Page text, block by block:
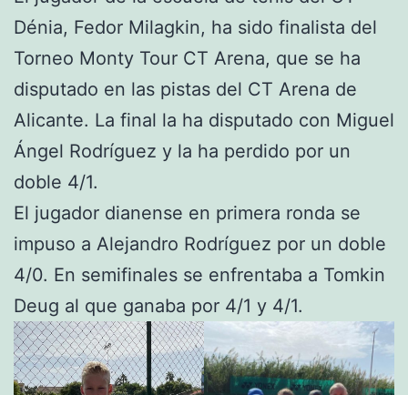
Dénia, Fedor Milagkin, ha sido finalista del
Torneo Monty Tour CT Arena, que se ha
disputado en las pistas del CT Arena de
Alicante. La final la ha disputado con Miguel
Ángel Rodríguez y la ha perdido por un
doble 4/1.
El jugador dianense en primera ronda se
impuso a Alejandro Rodríguez por un doble
4/0. En semifinales se enfrentaba a Tomkin
Deug al que ganaba por 4/1 y 4/1.